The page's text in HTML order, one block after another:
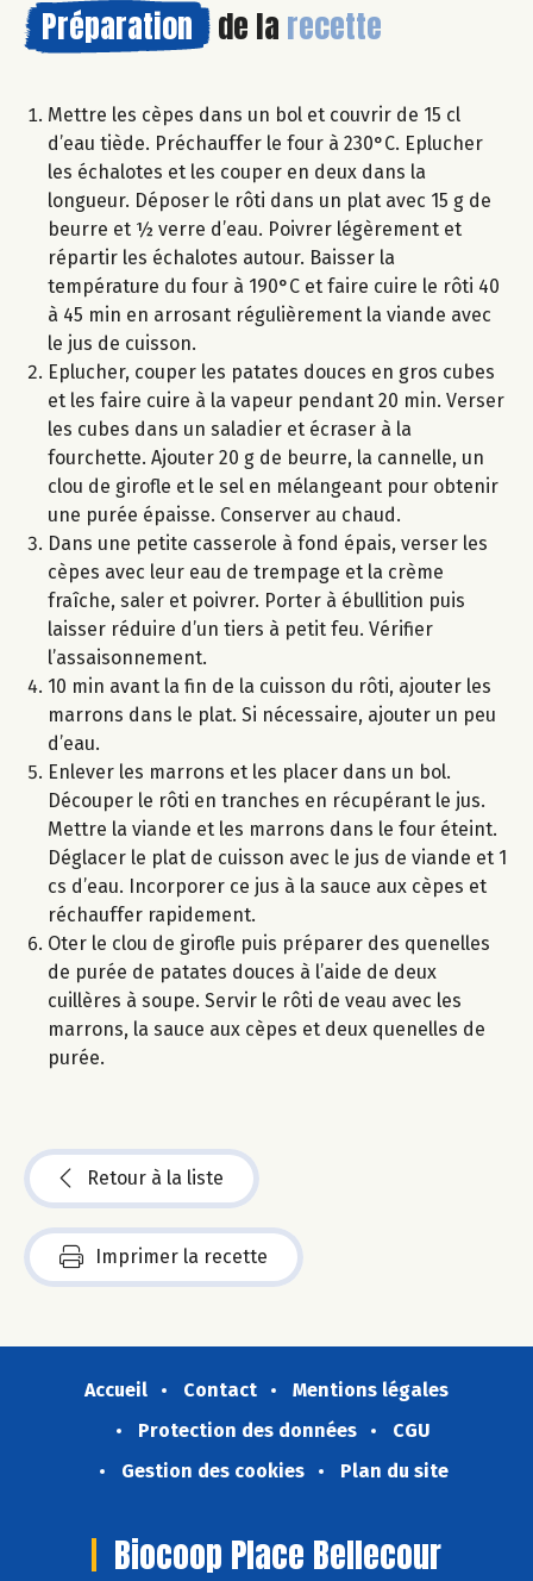
Préparation de la recette
Mettre les cèpes dans un bol et couvrir de 15 cl
d’eau tiède. Préchauffer le four à 230°C. Eplucher
les échalotes et les couper en deux dans la
longueur. Déposer le rôti dans un plat avec 15 g de
beurre et ½ verre d’eau. Poivrer légèrement et
répartir les échalotes autour. Baisser la
température du four à 190°C et faire cuire le rôti 40
à 45 min en arrosant régulièrement la viande avec
le jus de cuisson.
Eplucher, couper les patates douces en gros cubes
et les faire cuire à la vapeur pendant 20 min. Verser
les cubes dans un saladier et écraser à la
fourchette. Ajouter 20 g de beurre, la cannelle, un
clou de girofle et le sel en mélangeant pour obtenir
une purée épaisse. Conserver au chaud.
Dans une petite casserole à fond épais, verser les
cèpes avec leur eau de trempage et la crème
fraîche, saler et poivrer. Porter à ébullition puis
laisser réduire d’un tiers à petit feu. Vérifier
l’assaisonnement.
10 min avant la fin de la cuisson du rôti, ajouter les
marrons dans le plat. Si nécessaire, ajouter un peu
d’eau.
Enlever les marrons et les placer dans un bol.
Découper le rôti en tranches en récupérant le jus.
Mettre la viande et les marrons dans le four éteint.
Déglacer le plat de cuisson avec le jus de viande et 1
cs d’eau. Incorporer ce jus à la sauce aux cèpes et
réchauffer rapidement.
Oter le clou de girofle puis préparer des quenelles
de purée de patates douces à l’aide de deux
cuillères à soupe. Servir le rôti de veau avec les
marrons, la sauce aux cèpes et deux quenelles de
purée.
Retour à la liste
Imprimer la recette
Accueil Contact
Mentions légales
Protection des données
CGU
Gestion des cookies
Plan du site
Biocoop Place Bellecour